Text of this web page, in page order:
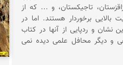
آذربایجان، قزاقزستان، تاجيکستان، و ... که از
بالایی برخوردار هستند. اما در
نشان و ردپایی از آنها در کتاب
و دیگر محافل علمی دیده نمی